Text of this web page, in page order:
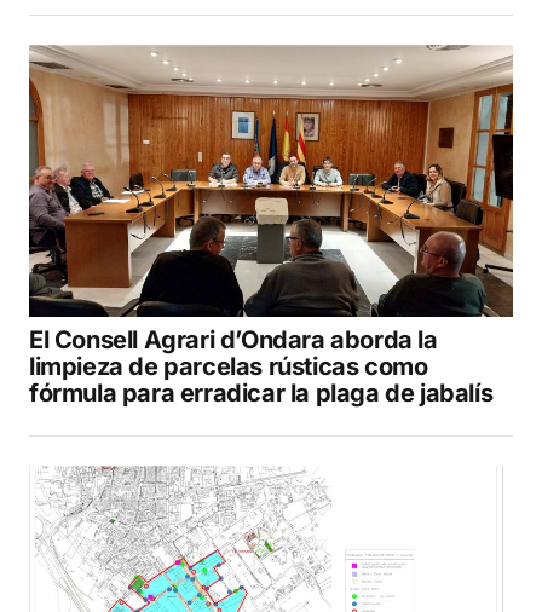
El Consell Agrari d’Ondara aborda la
limpieza de parcelas rústicas como
fórmula para erradicar la plaga de jabalís